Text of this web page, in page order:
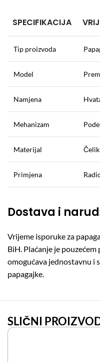
SPECIFIKACIJA
Tip proizvoda
Model
Namjena
Mehanizam
Materijal
Primjena
Dostava i
Vrijeme isporuke za
BiH. Plaćanje je
omogućava jednostavnu i
papagajke.
SLIČNI